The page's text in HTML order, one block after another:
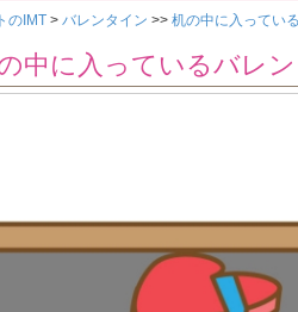
のIMT > バレンタイン >> 机の中に入ってい
中に入っているバレ